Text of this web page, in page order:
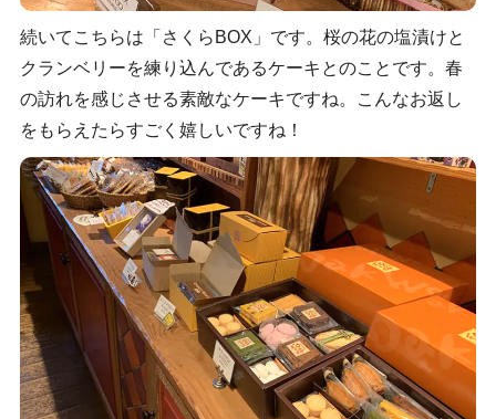
続いてこちらは「さくらBOX」です。桜の花の塩漬けと
クランベリーを練り込んであるケーキとのことです。春
の訪れを感じさせる素敵なケーキですね。こんなお返し
をもらえたらすごく嬉しいですね！